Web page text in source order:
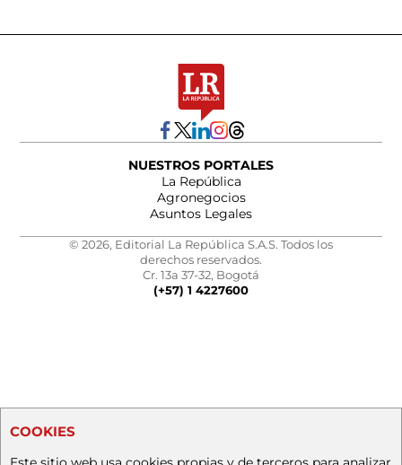
NUESTROS PORTALES
La República
Agronegocios
Asuntos Legales
© 2026, Editorial La República S.A.S. Todos los
derechos reservados.
Cr. 13a 37-32, Bogotá
(+57) 1 4227600
COOKIES